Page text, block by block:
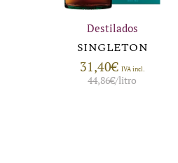
Destilados
SINGLETON
31,40€ IVA incl.
44,86€/litro